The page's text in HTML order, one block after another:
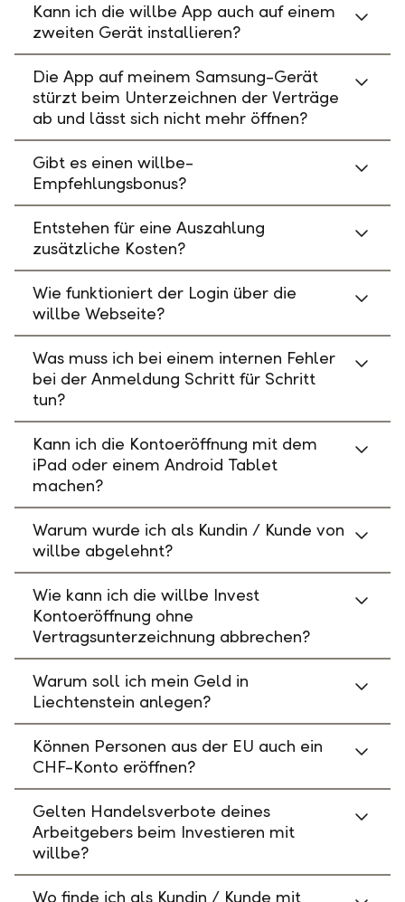
Kann ich die willbe App auch auf einem
zweiten Gerät installieren?
Die App auf meinem Samsung-Gerät
stürzt beim Unterzeichnen der Verträge
ab und lässt sich nicht mehr öffnen?
Gibt es einen willbe-
Empfehlungsbonus?
Entstehen für eine Auszahlung
zusätzliche Kosten?
Wie funktioniert der Login über die
willbe Webseite?
Was muss ich bei einem internen Fehler
bei der Anmeldung Schritt für Schritt
tun?
Kann ich die Kontoeröffnung mit dem
iPad oder einem Android Tablet
machen?
Warum wurde ich als Kundin / Kunde von
willbe abgelehnt?
Wie kann ich die willbe Invest
Kontoeröffnung ohne
Vertragsunterzeichnung abbrechen?
Warum soll ich mein Geld in
Liechtenstein anlegen?
Können Personen aus der EU auch ein
CHF-Konto eröffnen?
Gelten Handelsverbote deines
Arbeitgebers beim Investieren mit
willbe?
Wo finde ich als Kundin / Kunde mit